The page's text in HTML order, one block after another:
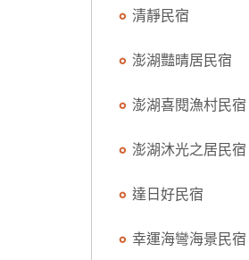
清靜民宿
澎湖豔晴居民宿
澎湖喜閱漁村民宿
澎湖沐光之居民宿
達日好民宿
幸運海彎海景民宿